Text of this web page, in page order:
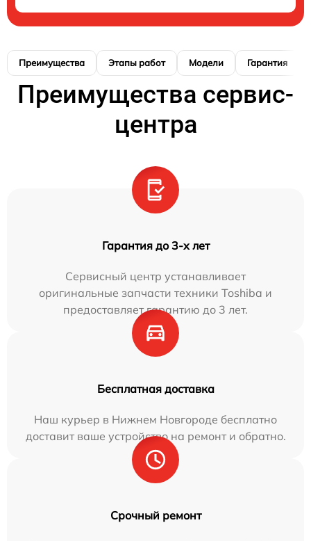
Преимущества Этапы работ Модели Гарантия
Преимущества сервис-
центра
Гарантия до 3-х лет
Сервисный центр устанавливает
оригинальные запчасти техники Toshiba и
предоставляет гарантию до 3 лет.
Бесплатная доставка
Наш курьер в Нижнем Новгороде бесплатно
доставит ваше устройство на ремонт и обратно.
Срочный ремонт